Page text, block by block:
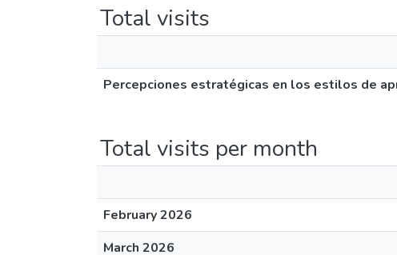
Total visits
Percepciones estratégicas en los estilos de
Total visits per month
February 2026
March 2026